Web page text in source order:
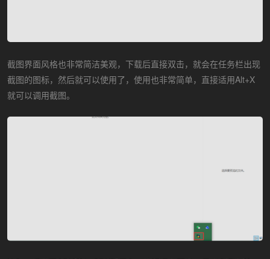
截图界面风格也非常简洁美观，下载后直接双击，就会在任务栏出现
截图的图标，然后就可以使用了，使用也非常简单，直接适用Alt+X
就可以调用截图。